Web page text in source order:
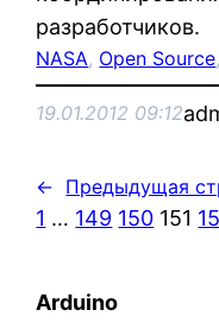
разработчиков.
NASA, Open Source
19.01.2012 09:12
← Предыдущая
1 … 149 150 151
Arduino